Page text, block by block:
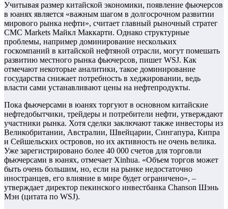
Учитывая размер китайской экономики, появление фьючерсов
в юанях является «важным шагом в долгосрочном развитии
мирового рынка нефти», считает главный рыночный стратег
CMC Markets Майкл Маккарти. Однако структурные
проблемы, например доминирование нескольких
госкомпаний в китайской нефтяной отрасли, могут помешать
развитию местного рынка фьючерсов, пишет WSJ. Как
отмечают некоторые аналитики, такое доминирование
государства снижает потребность в хеджировании, ведь
власти сами устанавливают цены на нефтепродукты.
Пока фьючерсами в юанях торгуют в основном китайские
нефтедобытчики, трейдеры и потребители нефти, утверждают
участники рынка. Хотя сделки заключают также инвесторы из
Великобритании, Австралии, Швейцарии, Сингапура, Кипра
и Сейшельских островов, но их активность не очень велика.
Уже зарегистрировано более 40 000 счетов для торговли
фьючерсами в юанях, отмечает Xinhua. «Объем торгов может
быть очень большим, но, если на рынке недостаточно
иностранцев, его влияние в мире будет ограничено», –
утверждает директор пекинского инвестбанка Chanson Шэнь
Мэн (цитата по WSJ).